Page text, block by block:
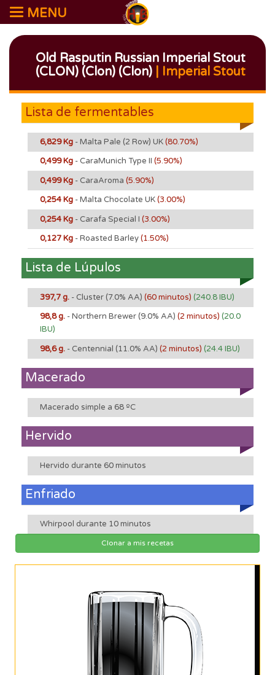
MENU
Old Rasputin Russian Imperial Stout
(CLON) (Clon) (Clon) | Imperial Stout
Lista de fermentables
6,829 Kg - Malta Pale (2 Row) UK(80.70%)
0,499 Kg - CaraMunich Type II (5.90%)
0,499 Kg - CaraAroma (5.90%)
0,254 Kg - Malta Chocolate UK(3.00%)
0,254 Kg - Carafa Special I (3.00%)
0,127 Kg - Roasted Barley(1.50%)
Lista de Lúpulos
397,7 g. - Cluster (7.0% AA) (60 minutos) (240.8 IBU)
98,8 g. - Northern Brewer(9.0% AA) (2 minutos) (20.0
IBU)
98,6 g. - Centennial (11.0% AA) (2 minutos) (24.4 IBU)
Macerado
Macerado simple a 68 ºC
Hervido
Hervido durante 60 minutos
Enfriado
Whirpool durante 10 minutos
Clonar a mis recetas